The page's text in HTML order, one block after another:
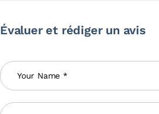
Évaluer et rédiger un avis